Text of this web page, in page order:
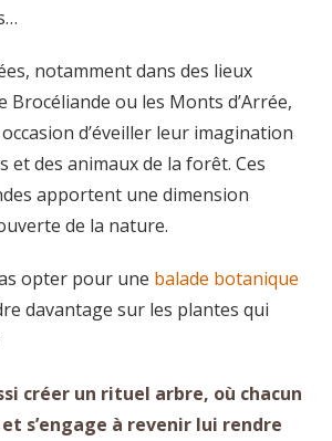
notamment dans des lieux
Brocéliande ou les Monts d’Arrée,
d’éveiller leur imagination
et des animaux de la forêt. Ces
apportent une dimension
de la nature.
opter pour une balade botanique
davantage sur les plantes qui
créer un rituel arbre, où chacun
s’engage à revenir lui rendre